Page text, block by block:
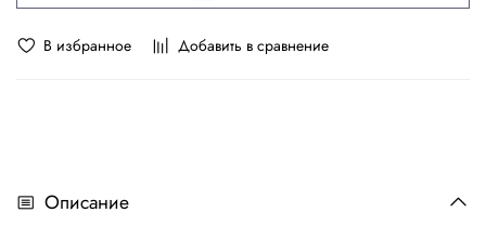
В избранное Добавить в сравнение
Описание